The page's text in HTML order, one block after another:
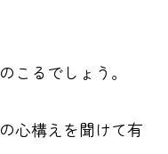
こるでしょう。
心構えを聞けて有